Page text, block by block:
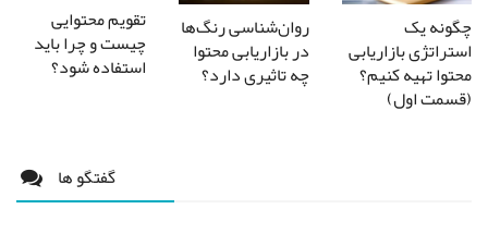
چگونه یک
استراتژی بازاریابی
محتوا تهیه کنیم؟
(قسمت اول)
روان‌شناسی رنگ‌ها
در بازاریابی محتوا
چه تاثیری دارد؟
تقویم محتوایی
چیست و چرا باید
استفاده شود؟
گفتگو ها